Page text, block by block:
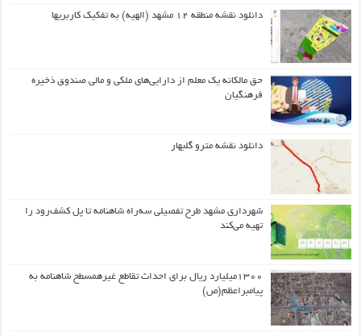
دانلود نقشه منطقه ۱۲ مشهد (الهیه) به تفکیک کاربریها
حق مالکانه یک معلم از دارایی‌های ملکی و مالی صندوق ذخیره
فرهنگیان
دانلود نقشه مترو گلبهار
شهرداری مشهد طرح تفصیلی سه‌راه شاهنامه تا پل کشف‌رود را
تهیه می‌کند
۱۳۰۰میلیارد ریال برای احداث تقاطع غیرهمسطح شاهنامه به
پیامبراعظم(ص)